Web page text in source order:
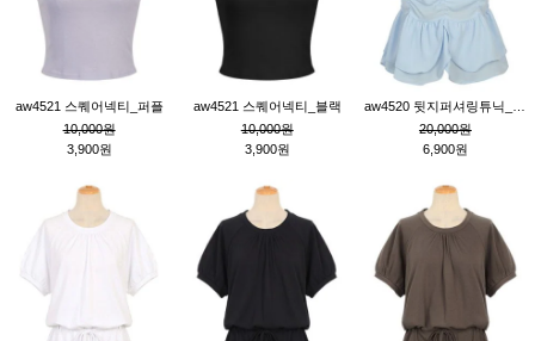
aw4521 스퀘어넥티_퍼플
10,000원
3,900원
aw4521 스퀘어넥티_블랙
10,000원
3,900원
20,000원
6,900원